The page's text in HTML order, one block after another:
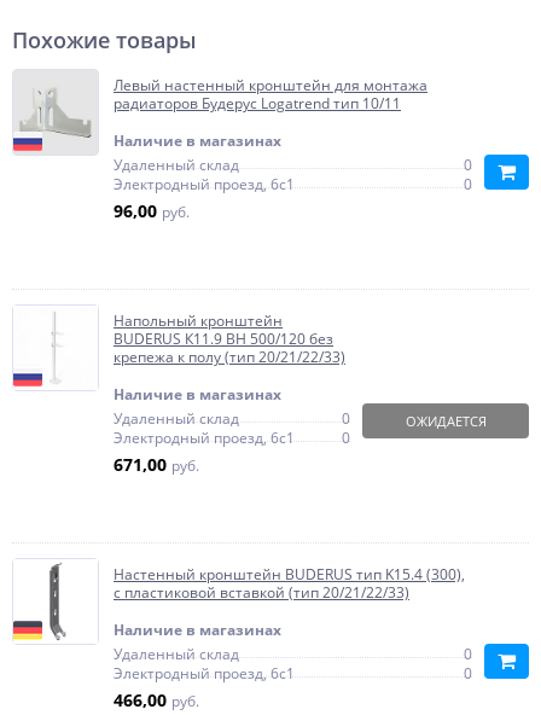
Похожие товары
Левый настенный кронштейн для монтажа
радиаторов Будерус Logatrend тип 10/11
Наличие в магазинах
Удаленный склад
0
Электродный проезд, 6с1
0
96,00 руб.
Напольный кронштейн
BUDERUS К11.9 ВН 500/120 без
крепежа к полу (тип 20/21/22/33)
Наличие в магазинах
Удаленный склад
0
Электродный проезд, 6с1
0
671,00 руб.
ОЖИДАЕТСЯ
Настенный кронштейн BUDERUS тип K15.4 (300),
с пластиковой вставкой (тип 20/21/22/33)
Наличие в магазинах
Удаленный склад
0
Электродный проезд, 6с1
0
466,00 руб.